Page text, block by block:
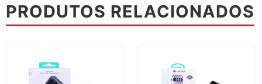
PRODUTOS RELACIONADOS